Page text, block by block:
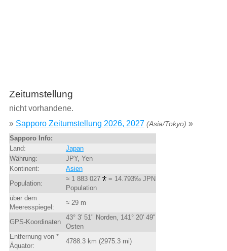
Zeitumstellung
nicht vorhandene.
» Sapporo Zeitumstellung 2026, 2027 (Asia/Tokyo) »
Sapporo Info:
Land:
Japan
Währung:
JPY, Yen
Kontinent:
Asien
Population:
≈ 1 883 027
= 14.793‰ JPN
Population
über dem
Meeresspiegel:
≈ 29 m
GPS-Koordinaten
43° 3' 51" Norden, 141° 20' 49"
Osten
Entfernung von *
Äquator:
4788.3 km (2975.3 mi)